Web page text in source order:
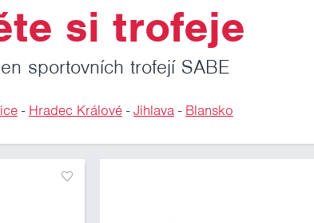
si trofeje
sportovních trofejí SABE
- Hradec Králové-Jihlava- Blansko